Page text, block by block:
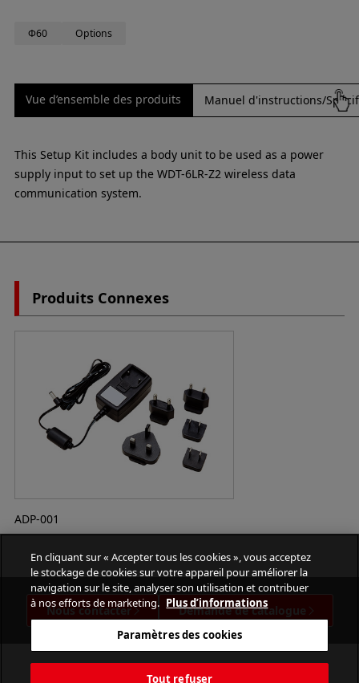
Φ60 Options
Vue d’ensemble des produits Manuel d'instructions/
This Setup Kit includes a body unit to be used as a power
supply input to set up the WDT-6LR-Z2 wireless data
communication system.
Produits Connexes
ADP-001
Nous contacter Demande de catalogue
En cliquant sur « Accepter tous les cookies », vous acceptez
le stockage de cookies sur votre appareil pour améliorer la
navigation sur le site, analyser son utilisation et contribuer
à nos efforts de marketing. Plus d’informations
Paramètres des cookies
Tout refuser